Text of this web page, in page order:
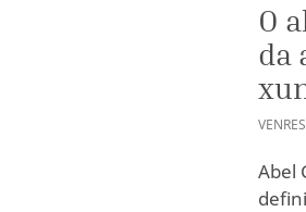
O
da
VENRES
Abel